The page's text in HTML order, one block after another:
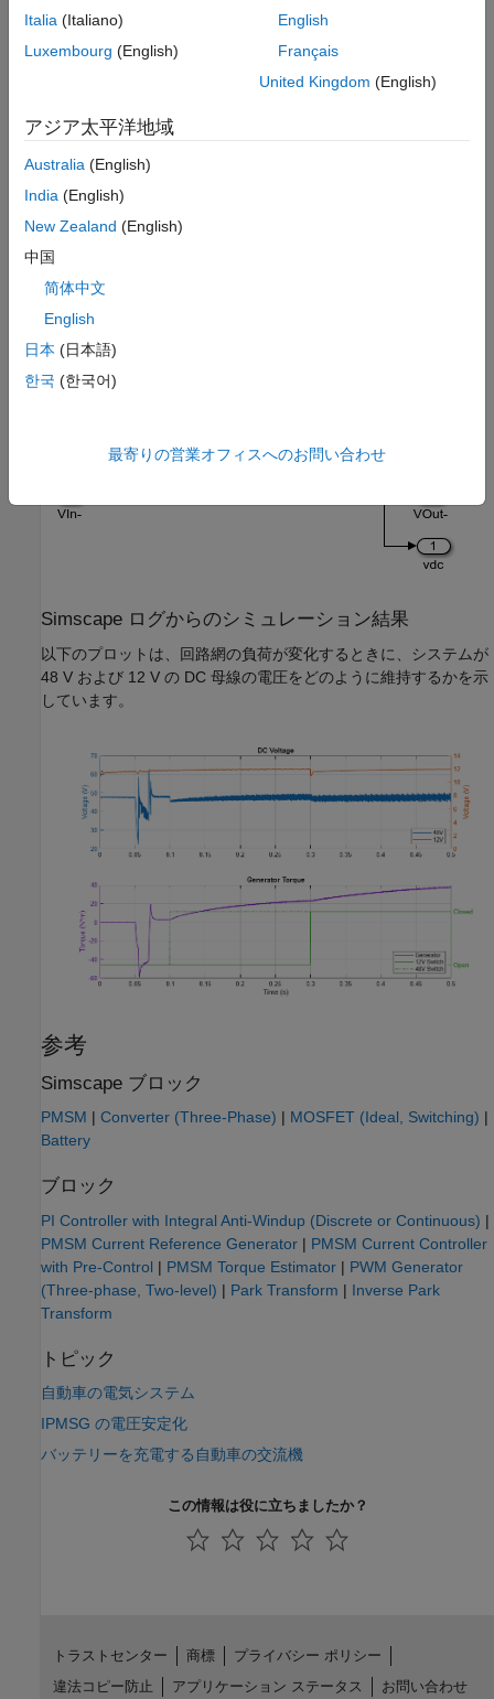
DCDC Buck Converter サブシステム
Simscape ログからのシミュレーション結果
以下のプロットは、回路網の負荷が変化するときに、システムが
48 V および 12 V の DC 母線の電圧をどのように維持するかを示
しています。
参考
Simscape ブロック
PMSM | Converter (Three-Phase) | MOSFET (Ideal, Switching) |
Battery
ブロック
PI Controller with Integral Anti-Windup (Discrete or Continuous) |
PMSM Current Reference Generator | PMSM Current Controller
with Pre-Control | PMSM Torque Estimator | PWM Generator
(Three-phase, Two-level) | Park Transform | Inverse Park
Transform
トピック
自動車の電気システム
IPMSG の電圧安定化
バッテリーを充電する自動車の交流機
この情報は役に立ちましたか？
Italia (Italiano)
Luxembourg (English)
English
Français
United Kingdom (English)
アジア太平洋地域
Australia (English)
India (English)
New Zealand (English)
中国
简体中文
English
日本 (日本語)
한국 (한국어)
最寄りの営業オフィスへのお問い合わせ
トラストセンター 商標
プライバシー ポリシー
違法コピー防止
アプリケーション ステータス お問い合わせ